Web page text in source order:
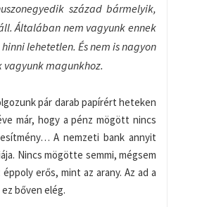
század bármelyik,
Általában nem vagyunk ennek
lehetetlen. És nem is nagyon
magunkhoz.
pár darab papírért heteken
már, hogy a pénz mögött nincs
A nemzeti bank annyit
Nincs mögötte semmi, mégsem
erős, mint az arany. Az ad a
bőven elég.